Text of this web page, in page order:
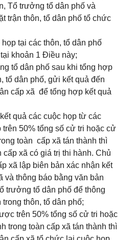
Tổ trưởng tổ dân phố và
trận thôn, tổ dân phố tổ chức
tại các thôn, tổ dân phố
khoản 1 Điều này;
tổ dân phố sau khi tổng hợp
tổ dân phố, gửi kết quả đến
cấp xã để tổng hợp kết quả
quả các cuộc họp từ các
trên 50% tổng số cử tri hoặc cử
toàn cấp xã tán thành thì
cấp xã có giá trị thi hành. Chủ
xã lập biên bản xác nhận kết
và thông báo bằng văn bản
trưởng tổ dân phố để thông
thôn, tổ dân phố;
trên 50% tổng số cử tri hoặc
trong toàn cấp xã tán thành thì